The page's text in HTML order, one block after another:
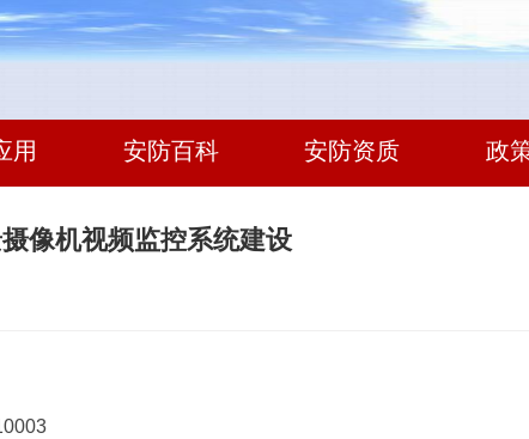
用 安防百科 安防资质 政
像机视频监控系统建设